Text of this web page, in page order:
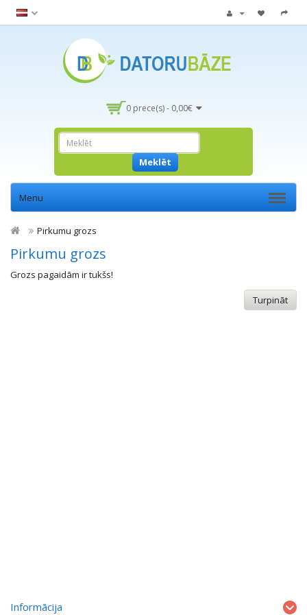
0 prece(s) - 0,00€
Meklēt
Menu
Pirkumu grozs
Pirkumu grozs
Grozs pagaidām ir tukšs!
Turpināt
Informācija